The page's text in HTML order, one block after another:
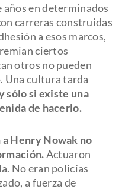
en determinados
carreras construidas
a esos marcos,
ciertos
otros no pueden
Una cultura tarda
sólo si existe una
de hacerlo.
a Henry Nowak no
Actuaron
No eran policías
a fuerza de